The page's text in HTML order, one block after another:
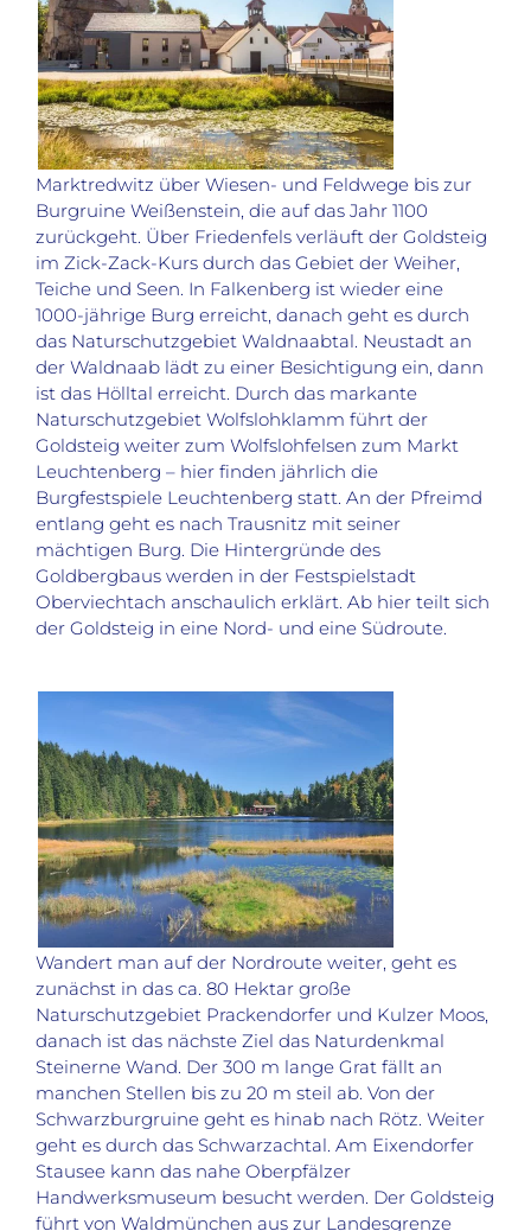
Marktredwitz über Wiesen- und Feldwege bis zur
Burgruine Weißenstein, die auf das Jahr 1100
zurückgeht. Über Friedenfels verläuft der Goldsteig
im Zick-Zack-Kurs durch das Gebiet der Weiher,
Teiche und Seen. In Falkenberg ist wieder eine
1000-jährige Burg erreicht, danach geht es durch
das Naturschutzgebiet Waldnaabtal. Neustadt an
der Waldnaab lädt zu einer Besichtigung ein, dann
ist das Hölltal erreicht. Durch das markante
Naturschutzgebiet Wolfslohklamm führt der
Goldsteig weiter zum Wolfslohfelsen zum Markt
Leuchtenberg – hier finden jährlich die
Burgfestspiele Leuchtenberg statt. An der Pfreimd
entlang geht es nach Trausnitz mit seiner
mächtigen Burg. Die Hintergründe des
Goldbergbaus werden in der Festspielstadt
Oberviechtach anschaulich erklärt. Ab hier teilt sich
der Goldsteig in eine Nord- und eine Südroute.
Wandert man auf der Nordroute weiter, geht es
zunächst in das ca. 80 Hektar große
Naturschutzgebiet Prackendorfer und Kulzer Moos,
danach ist das nächste Ziel das Naturdenkmal
Steinerne Wand. Der 300 m lange Grat fällt an
manchen Stellen bis zu 20 m steil ab. Von der
Schwarzburgruine geht es hinab nach Rötz. Weiter
geht es durch das Schwarzachtal. Am Eixendorfer
Stausee kann das nahe Oberpfälzer
Handwerksmuseum besucht werden. Der Goldsteig
führt von Waldmünchen aus zur Landesgrenze